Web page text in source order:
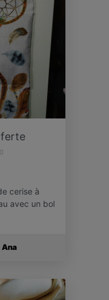
cerise à
avec un bol